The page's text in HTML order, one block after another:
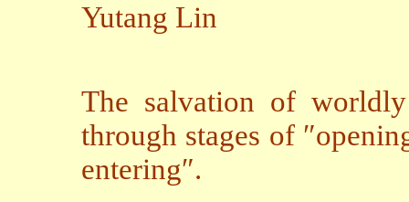
Yutang Lin
The salvation of
through stages of
entering″.